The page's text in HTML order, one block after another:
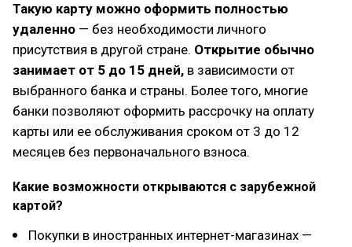
Такую карту можно оформить полностью
удаленно — без необходимости личного
присутствия в другой стране. Открытие обычно
занимает от 5 до 15 дней, в зависимости от
выбранного банка и страны. Более того, многие
банки позволяют оформить рассрочку на оплату
карты или ее обслуживания сроком от 3 до 12
месяцев без первоначального взноса.
Какие возможности открываются с зарубежной
картой?
Покупки в иностранных интернет-магазинах —